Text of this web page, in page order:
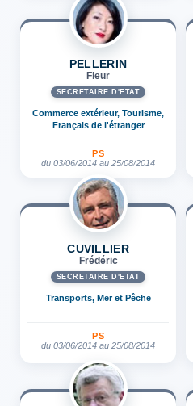
PELLERIN
Fleur
SECRÉTAIRE D'ETAT
Commerce extérieur, Tourisme,
Français de l'étranger
PS
du 03/06/2014 au 25/08/2014
CUVILLIER
Frédéric
SECRÉTAIRE D'ETAT
Transports, Mer et Pêche
PS
du 03/06/2014 au 25/08/2014